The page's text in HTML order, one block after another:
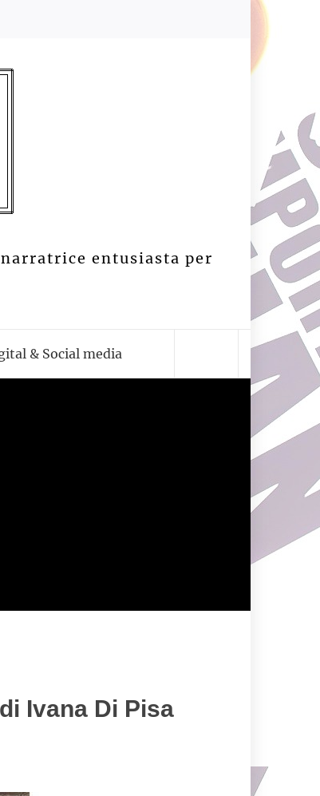
entusiasta per
& Social media
Ivana Di Pisa